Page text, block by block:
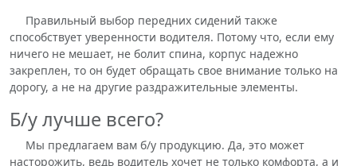
Правильный выбор передних сидений также
способствует уверенности водителя. Потому что, если ему
ничего не мешает, не болит спина, корпус надежно
закреплен, то он будет обращать свое внимание только на
дорогу, а не на другие раздражительные элементы.
Б/у лучше всего?
Мы предлагаем вам б/у продукцию. Да, это может
насторожить, ведь водитель хочет не только комфорта, а и